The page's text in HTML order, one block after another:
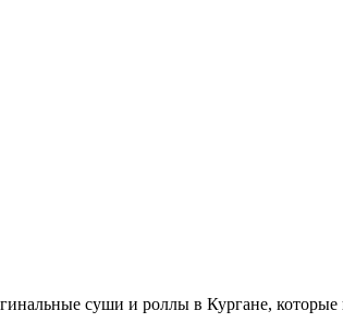
суши и роллы в Кургане, которые